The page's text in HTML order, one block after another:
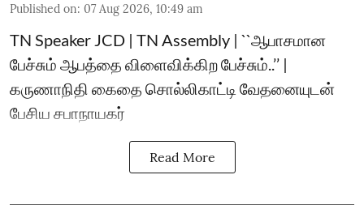
Published on: 07 Aug 2026, 10:49 am
TN Speaker JCD | TN Assembly | ``ஆபாசமான
பேச்சும் ஆபத்தை விளைவிக்கிற பேச்சும்..’’ |
கருணாநிதி கைதை சொல்லிகாட்டி வேதனையுடன்
பேசிய சபாநாயகர்
Read More